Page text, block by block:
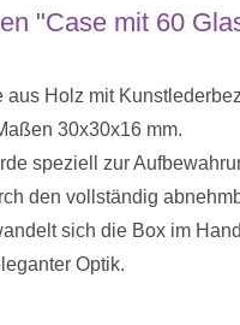
"Case mit 60
aus Holz mit
30x30x16 mm.
speziell zur
den vollständig
sich die Box im
Optik.